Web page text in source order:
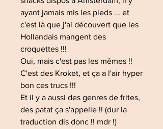
ayant jamais mis les pieds ... et
c'est là que j'ai découvert que les
Hollandais mangent des
croquettes !!!
Oui, mais c'est pas les mêmes !!
C'est des Kroket, et ça a l'air hyper
bon ces trucs !!!
Et il y a aussi des genres de frites,
des patat ça s'appelle !! (dur la
traduction dis donc !! mdr !)